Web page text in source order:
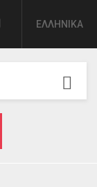
EΛΛΗΝΙΚΆ